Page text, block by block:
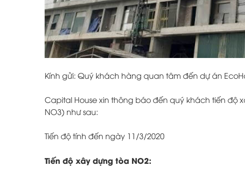
Kính gửi: Quý khách hàng quan tâm đến dự án
Capital House xin thông báo đến quý khách tiến độ
NO3) như sau:
Tiến độ tính đến ngày 11/3/2020
Tiến độ xây dựng tòa NO2: